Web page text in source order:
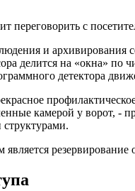
переговорить с
и архивирования
делится на «окна» по
детектора
камерой у ворот, -
резервирование